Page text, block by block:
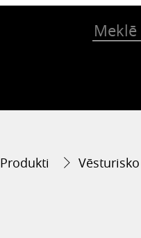
Produkti